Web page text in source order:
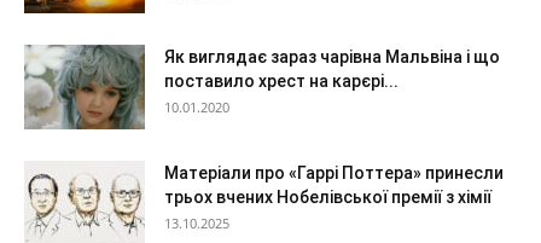
Як виглядає зараз чарівна Мальвіна і що
поставило хрест на карєрі...
10.01.2020
Матеріали про «Гаррі Поттера» принесли
трьох вчених Нобелівської премії з хімії
13.10.2025